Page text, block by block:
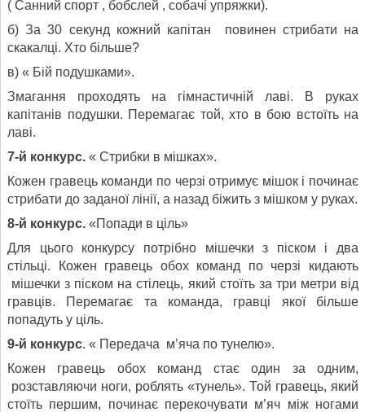
( Санний спорт , бобслей , собачі упряжки).
б) За 30 секунд кожний капітан повинен стрибати на
скакалці. Хто більше?
в) « Бій подушками».
Змагання проходять на гімнастичній лаві. В руках
капітанів подушки. Перемагає той, хто в бою встоїть на
лаві.
7-й конкурс. « Стрибки в мішках».
Кожен гравець команди по черзі отримує мішок і починає
стрибати до заданої лінії, а назад біжить з мішком у руках.
8-й конкурс. «Попади в ціль»
Для цього конкурсу потрібно мішечки з піском і два
стільці. Кожен гравець обох команд по черзі кидають
мішечки з піском на стілець, який стоїть за три метри від
гравців. Перемагає та команда, гравці якої більше
попадуть у ціль.
9-й конкурс. « Передача м’яча по тунелю».
Кожен гравець обох команд стає один за одним,
розставляючи ноги, роблять «тунель». Той гравець, який
стоїть першим, починає перекочувати м’яч між ногами